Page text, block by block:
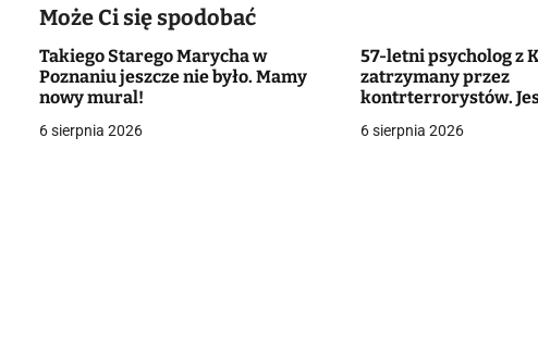
i
g
a
Może Ci się spodobać
Takiego Starego Marycha w
Poznaniu jeszcze nie było. Mamy
nowy mural!
6 sierpnia 2026
57-letni psycholog z
zatrzymany przez
kontrterrorystów.
małoletniej
6 sierpnia 2026